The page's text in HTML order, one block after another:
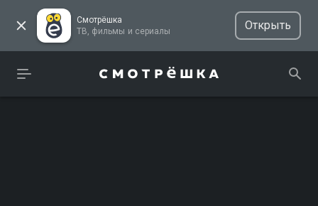
Смотрёшка
ТВ, фильмы и сериалы
Открыть